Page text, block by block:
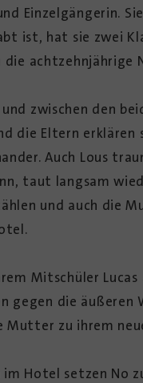
Einzelgängerin.
ist, hat sie zwei
achtzehnjährige
zwischen den
die Eltern
Auch Lous
taut langsam
und auch die
Mitschüler
gegen die äußeren
Mutter zu ihrem
Hotel setzen No